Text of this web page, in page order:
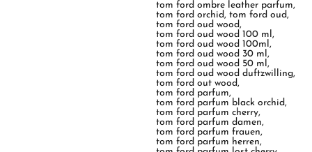
tom ford ombre leather parfum,
tom ford orchid,tom ford oud,
tom ford oud wood,
tom ford oud wood 100 ml,
tom ford oud wood 100ml,
tom ford oud wood 30 ml,
tom ford oud wood 50 ml,
tom ford oud wood duftzwilling,
tom ford out wood,
tom ford parfum,
tom ford parfum black orchid,
tom ford parfum cherry,
tom ford parfum damen,
tom ford parfum frauen,
tom ford parfum herren,